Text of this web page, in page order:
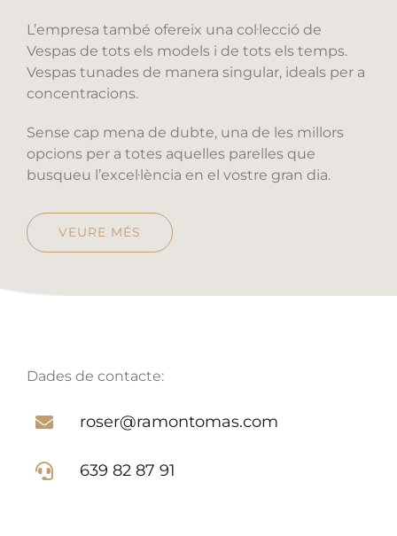
L’empresa també ofereix una col·lecció de
Vespas de tots els models i de tots els temps.
Vespas tunades de manera singular, ideals per a
concentracions.
Sense cap mena de dubte, una de les millors
opcions per a totes aquelles parelles que
busqueu l’excel·lència en el vostre gran dia.
VEURE MÉS
Dades de contacte:
roser@ramontomas.com
639 82 87 91